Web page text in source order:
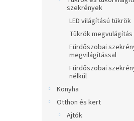
szekrények
LED világítású tükrök
Tükrök
Fürdőszobai
megvilágítással
Fürdőszobai
nélkül
Konyha
Otthon és kert
Ajtók